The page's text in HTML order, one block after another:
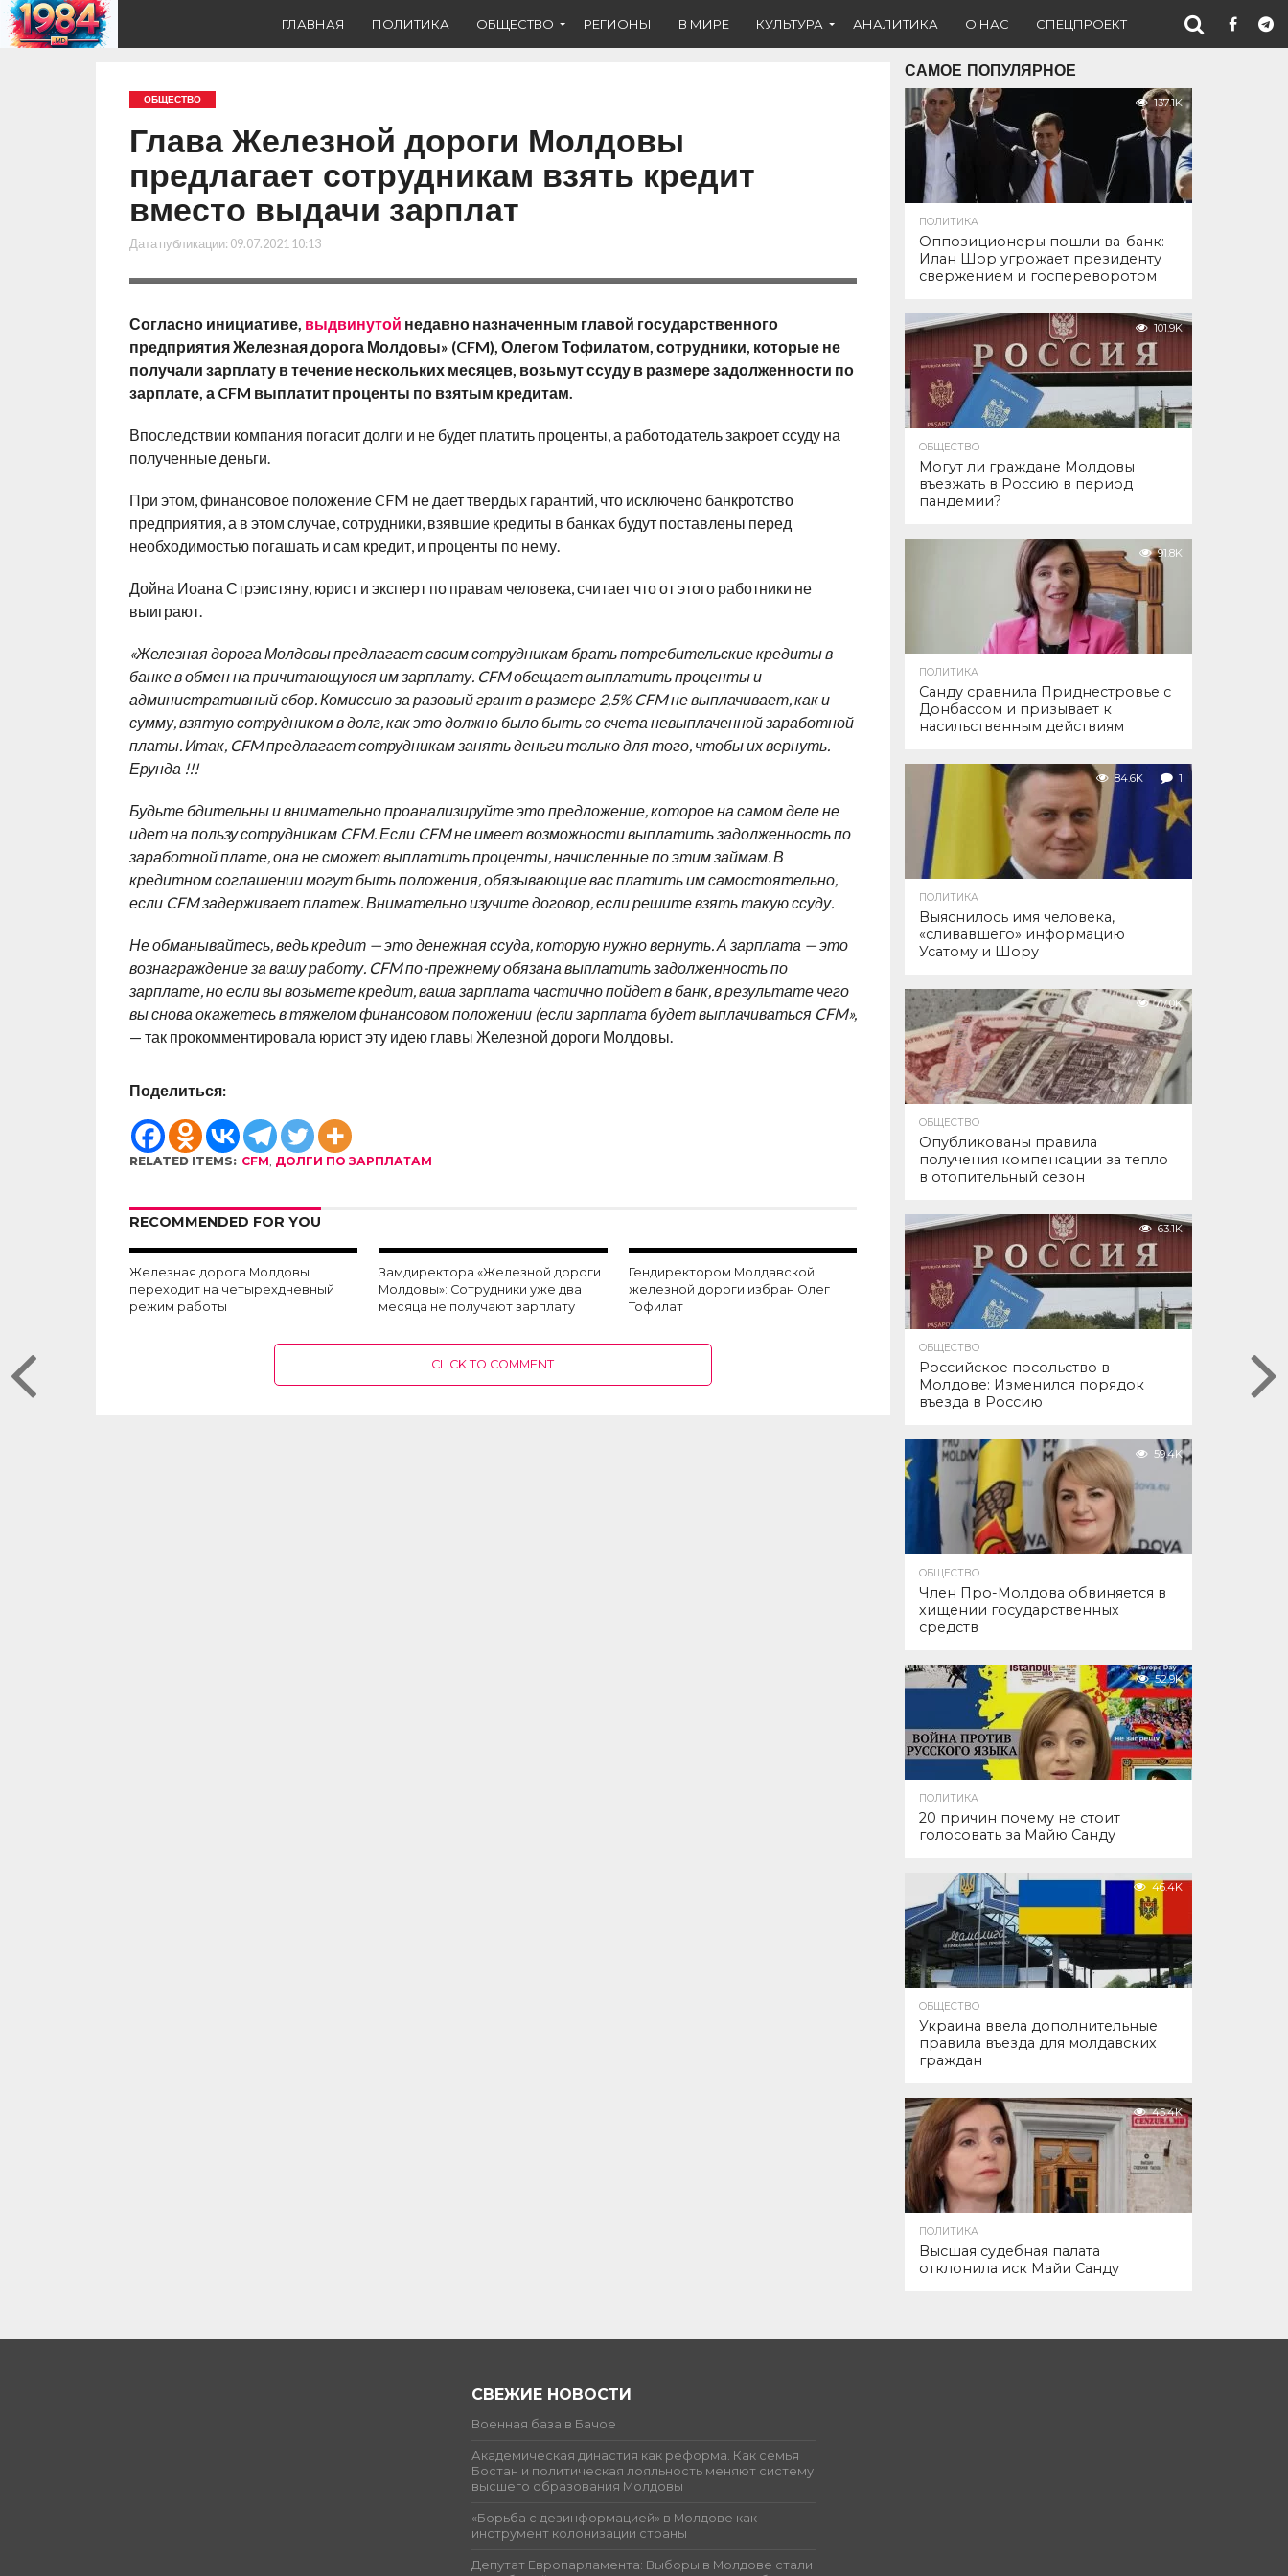
ГЛАВНАЯ ПОЛИТИКА ОБЩЕСТВО РЕГИОНЫ В МИРЕ КУЛЬТУРА АНАЛИТИКА О НАС СПЕЦПРОЕКТ
ОБЩЕСТВО
Глава Железной дороги Молдовы
предлагает сотрудникам взять кредит
вместо выдачи зарплат
Дата публикации: 09.07.2021 10:13
Согласно инициативе, выдвинутой недавно назначенным главой государственного
предприятия Железная дорога Молдовы» (CFM), Олегом Тофилатом, сотрудники, которые не
получали зарплату в течение нескольких месяцев, возьмут ссуду в размере задолженности по
зарплате, а CFM выплатит проценты по взятым кредитам.
Впоследствии компания погасит долги и не будет платить проценты, а работодатель закроет ссуду на
полученные деньги.
При этом, финансовое положение CFM не дает твердых гарантий, что исключено банкротство
предприятия, а в этом случае, сотрудники, взявшие кредиты в банках будут поставлены перед
необходимостью погашать и сам кредит, и проценты по нему.
Дойна Иоана Стрэистяну, юрист и эксперт по правам человека, считает что от этого работники не
выиграют.
«Железная дорога Молдовы предлагает своим сотрудникам брать потребительские кредиты в
банке в обмен на причитающуюся им зарплату. CFM обещает выплатить проценты и
административный сбор. Комиссию за разовый грант в размере 2,5% CFM не выплачивает, как и
сумму, взятую сотрудником в долг, как это должно было быть со счета невыплаченной заработной
платы. Итак, CFM предлагает сотрудникам занять деньги только для того, чтобы их вернуть.
Ерунда !!!
Будьте бдительны и внимательно проанализируйте это предложение, которое на самом деле не
идет на пользу сотрудникам CFM. Если CFM не имеет возможности выплатить задолженность по
заработной плате, она не сможет выплатить проценты, начисленные по этим займам. В
кредитном соглашении могут быть положения, обязывающие вас платить им самостоятельно,
если CFM задерживает платеж. Внимательно изучите договор, если решите взять такую ссуду.
Не обманывайтесь, ведь кредит — это денежная ссуда, которую нужно вернуть. А зарплата — это
вознаграждение за вашу работу. CFM по-прежнему обязана выплатить задолженность по
зарплате, но если вы возьмете кредит, ваша зарплата частично пойдет в банк, в результате чего
вы снова окажетесь в тяжелом финансовом положении (если зарплата будет выплачиваться CFM»,
— так прокомментировала юрист эту идею главы Железной дороги Молдовы.
Поделиться:
RELATED ITEMS: CFM, ДОЛГИ ПО ЗАРПЛАТАМ
RECOMMENDED FOR YOU
Железная дорога Молдовы
переходит на четырехдневный
режим работы
Замдиректора «Железной дороги
Молдовы»: Сотрудники уже два
месяца не получают зарплату
Гендиректором Молдавской
железной дороги избран Олег
Тофилат
CLICK TO COMMENT
САМОЕ ПОПУЛЯРНОЕ
137.1K
ПОЛИТИКА
Оппозиционеры пошли ва-банк:
Илан Шор угрожает президенту
свержением и госпереворотом
101.9K
ОБЩЕСТВО
Могут ли граждане Молдовы
въезжать в Россию в период
пандемии?
91.8K
ПОЛИТИКА
Санду сравнила Приднестровье с
Донбассом и призывает к
насильственным действиям
84.6K 1
ПОЛИТИКА
Выяснилось имя человека,
«сливавшего» информацию
Усатому и Шору
77.0K
ОБЩЕСТВО
Опубликованы правила
получения компенсации за тепло
в отопительный сезон
63.1K
ОБЩЕСТВО
Российское посольство в
Молдове: Изменился порядок
въезда в Россию
59.4K
ОБЩЕСТВО
Член Про-Молдова обвиняется в
хищении государственных
средств
52.9K
ПОЛИТИКА
20 причин почему не стоит
голосовать за Майю Санду
46.4K
ОБЩЕСТВО
Украина ввела дополнительные
правила въезда для молдавских
граждан
45.4K
ПОЛИТИКА
Высшая судебная палата
отклонила иск Майи Санду
СВЕЖИЕ НОВОСТИ
Военная база в Бачое
Академическая династия как реформа. Как семья
Бостан и политическая лояльность меняют систему
высшего образования Молдовы
«Борьба с дезинформацией» в Молдове как
инструмент колонизации страны
Депутат Европарламента: Выборы в Молдове стали